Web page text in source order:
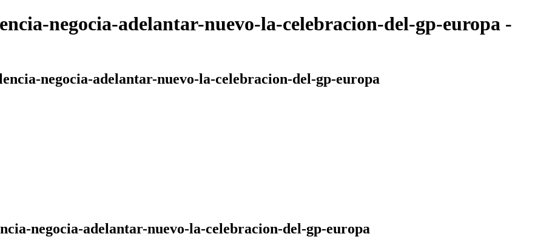
negocia-adelantar-nuevo-la-celebracion-del-gp-europa -
negocia-adelantar-nuevo-la-celebracion-del-gp-europa
negocia-adelantar-nuevo-la-celebracion-del-gp-europa